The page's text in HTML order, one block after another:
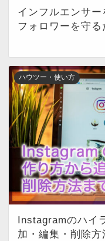
インフルエンサ
フォロワーを守る
ハウツー・使い方
Instagramのハイ
加・編集・削除方